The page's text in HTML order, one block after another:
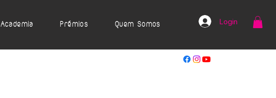
Academia Prémios Quem Somos Login